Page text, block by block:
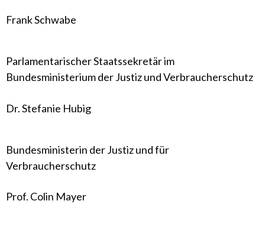
Frank Schwabe
Parlamentarischer Staatssekretär im
Bundesministerium der Justiz und Verbraucherschutz
Dr. Stefanie Hubig
Bundesministerin der Justiz und für
Verbraucherschutz
Prof. Colin Mayer